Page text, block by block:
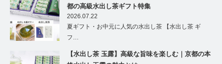
都の高級水出し茶ギフト特集
2026.07.22
夏ギフト・お中元に人気の水出し茶 【水出し茶 ギ
フ…
【水出し茶 玉露】高級な旨味を楽しむ｜京都の本